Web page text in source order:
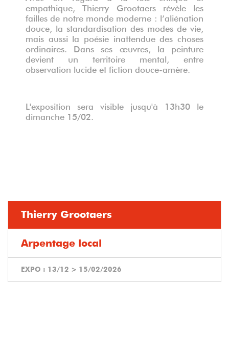
empathique, Thierry Grootaers révèle les
failles de notre monde moderne : l’aliénation
douce, la standardisation des modes de vie,
mais aussi la poésie inattendue des choses
ordinaires. Dans ses œuvres, la peinture
devient un territoire mental, entre
observation lucide et fiction douce-amère.
L'exposition sera visible jusqu'à 13h30 le
dimanche 15/02.
Thierry Grootaers
Arpentage local
EXPO : 13/12 > 15/02/2026